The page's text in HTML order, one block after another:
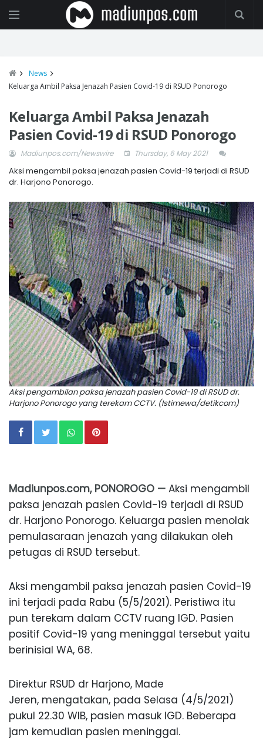
News
Keluarga Ambil Paksa Jenazah Pasien Covid-19 di RSUD Ponorogo
Keluarga Ambil Paksa Jenazah
Pasien Covid-19 di RSUD Ponorogo
Madiunpos.com/Newswire Thursday, 6 May 2021
Aksi mengambil paksa jenazah pasien Covid-19 terjadi di RSUD
dr. Harjono Ponorogo.
Aksi pengambilan paksa jenazah pasien Covid-19 di RSUD dr.
Harjono Ponorogo yang terekam CCTV. (Istimewa/detikcom)
Madiunpos.com, PONOROGO — Aksi mengambil
paksa jenazah pasien Covid-19 terjadi di RSUD
dr. Harjono Ponorogo. Keluarga pasien menolak
pemulasaraan jenazah yang dilakukan oleh
petugas di RSUD tersebut.
Aksi mengambil paksa jenazah pasien Covid-19
ini terjadi pada Rabu (5/5/2021). Peristiwa itu
pun terekam dalam CCTV ruang IGD. Pasien
positif Covid-19 yang meninggal tersebut yaitu
berinisial WA, 68.
Direktur RSUD dr Harjono, Made
Jeren, mengatakan, pada Selasa (4/5/2021)
pukul 22.30 WIB, pasien masuk IGD. Beberapa
jam kemudian pasien meninggal.